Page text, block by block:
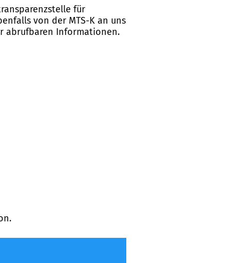
für
von der MTS-K an uns
abrufbaren Informationen.